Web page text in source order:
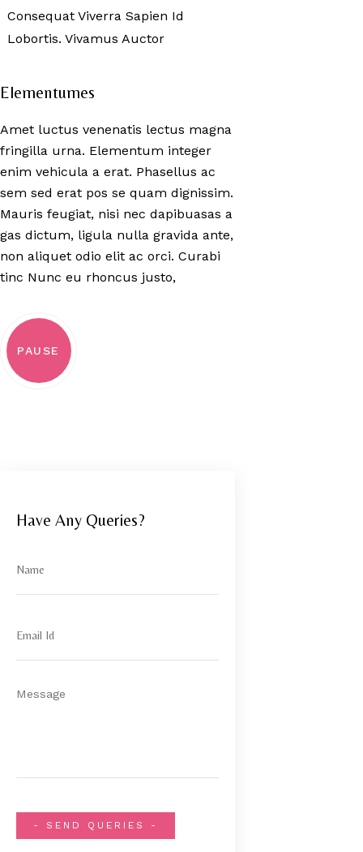
Consequat Viverra Sapien Id
Lobortis. Vivamus Auctor
Elementumes
Amet luctus venenatis lectus magna
fringilla urna. Elementum integer
enim vehicula a erat. Phasellus ac
sem sed erat pos se quam dignissim.
Mauris feugiat, nisi nec dapibuasas a
gas dictum, ligula nulla gravida ante,
non aliquet odio elit ac orci. Curabi
tinc Nunc eu rhoncus justo,
Have Any Queries?